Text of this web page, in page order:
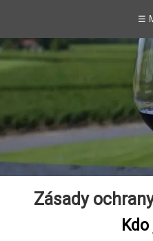
☰
Zásady